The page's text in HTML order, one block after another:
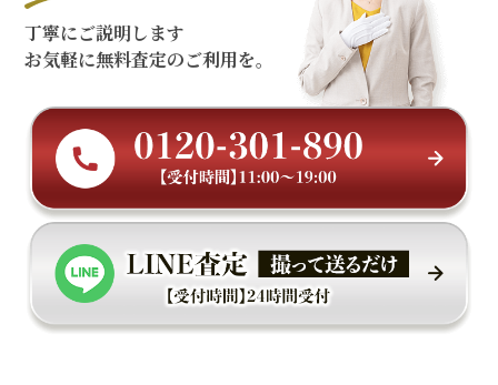
丁寧にご説明します
お気軽に無料査定のご利用を。